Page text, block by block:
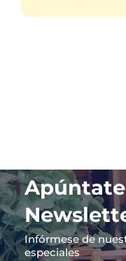
Infórmese de
especiales